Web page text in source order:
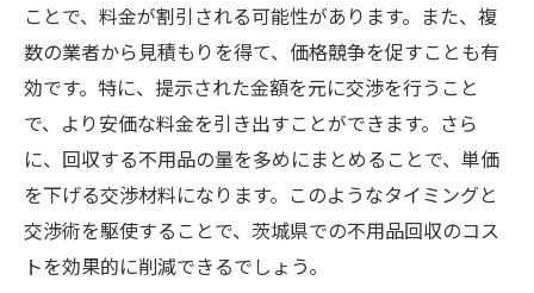
ことで、料金が割引される可能性があります。また、複
数の業者から見積もりを得て、価格競争を促すことも有
効です。特に、提示された金額を元に交渉を行うこと
で、より安価な料金を引き出すことができます。さら
に、回収する不用品の量を多めにまとめることで、単価
を下げる交渉材料になります。このようなタイミングと
交渉術を駆使することで、茨城県での不用品回収のコス
トを効果的に削減できるでしょう。